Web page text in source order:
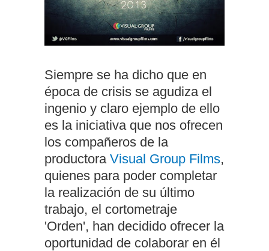
Siempre se ha dicho que en
época de crisis se agudiza el
ingenio y claro ejemplo de ello
es la iniciativa que nos ofrecen
los compañeros de la
productora Visual Group Films,
quienes para poder completar
la realización de su último
trabajo, el cortometraje
'Orden', han decidido ofrecer la
oportunidad de colaborar en él